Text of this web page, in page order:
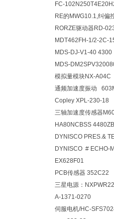
FC-
RE的MWG10.1,纠偏
RORZE驱动器RD-
MDT462FH-1/2-2C-
MDS-DJ-V1-40 4300
MDS-
模拟量模块NX-
通频加速度振动
Copley XPL-230-18
三轴加速度传感器
HA80NCBSS
DYNISCO PRES.&
DYNISCO # ECHO-
EX628F01
PCB传感器 352C22
三星电源：
A-1371-0270
伺服电机/HC-